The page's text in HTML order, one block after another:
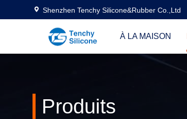
Shenzhen Tenchy Silicone&Rubber Co.,Ltd
À LA MAISON
Produits